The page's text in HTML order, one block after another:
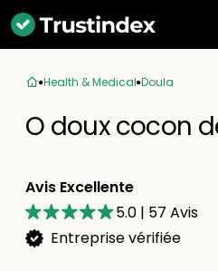
Health & Medical Doula
O doux cocon
Avis Excellente
5.0 | 57 Avis
Entreprise vérifiée